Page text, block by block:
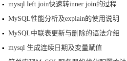
mysql left join快速转inner join的过程
MySQL性能分析及explain的使用说明
MySQL中联表更新与删除的语法介绍
mysql 生成连续日期及变量赋值